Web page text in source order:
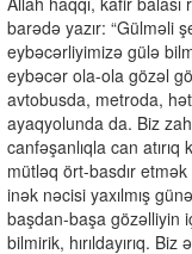
barədə yazır: “Gülməli
eybəcərliyimizə gülə
eybəcər ola-ola gözəl
avtobusda, metroda,
ayaqyolunda da. Biz
canfəşanlıqla can
mütləq ört-basdır
inək nəcisi yaxılmış
başdan-başa gözəlliyin
bilmirik, hırıldayırıq.